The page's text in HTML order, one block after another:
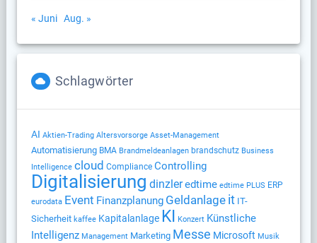
« Juni Aug. »
Schlagwörter
AI Aktien-Trading Altersvorsorge Asset-Management
Automatisierung BMA Brandmeldeanlagen brandschutz Business
Intelligence cloud Compliance Controlling
Digitalisierung dinzleredtime edtime PLUS ERP
eurodata Event Finanzplanung Geldanlage it IT-
Sicherheit kaffee Kapitalanlage KI Konzert Künstliche
Intelligenz Management Marketing Messe Microsoft Musik